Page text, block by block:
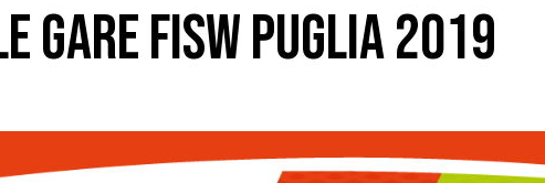
GARE FISW PUGLIA 2019